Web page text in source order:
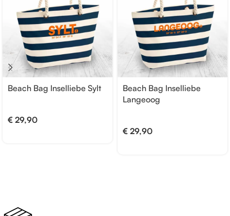
Beach Bag Inselliebe Sylt
€ 29,90
Beach Bag Inselliebe
Langeoog
€ 29,90